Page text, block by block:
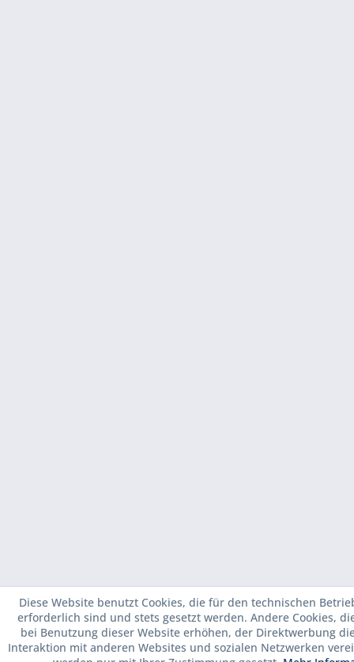
Diese Website benutzt Cookies, die für den technischen
erforderlich sind und stets gesetzt werden. Andere Cookies,
bei Benutzung dieser Website erhöhen, der Direktwerbung
Interaktion mit anderen Websites und sozialen Netzwerken